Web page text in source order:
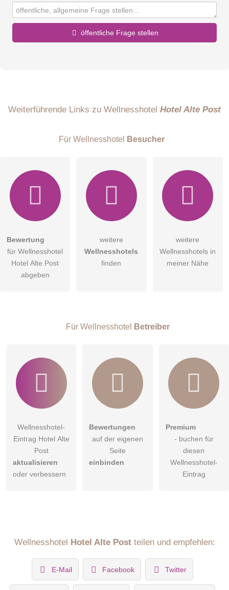
öffentliche Frage stellen
E-Mail-Adresse (wird nicht veröffentlicht)
Hiermit akzeptiere ich dieAGB
DieDatenschutzerklärung habe ich zur Kenntnis genommen.
Besucher sichtbar
Weiterführende Links zu Wellnesshotel Hotel Alte Post
Für Wellnesshotel Besucher
Bewertung
für Wellnesshotel
Hotel Alte Post
abgeben
weitere
Wellnesshotels
finden
weitere
Wellnesshotels in
meiner Nähe
Für Wellnesshotel Betreiber
Wellnesshotel-
Eintrag Hotel Alte
Post
aktualisieren
oder verbessern
Bewertungen
auf der eigenen
Seite
einbinden
Premium
- buchen für
diesen
Wellnesshotel-
Eintrag
Wellnesshotel Hotel Alte Postteilen und empfehlen:
E-Mail Facebook Twitter